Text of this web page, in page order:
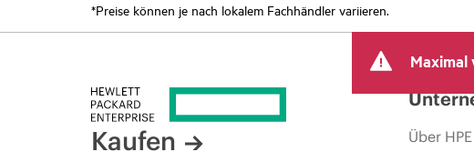
*Preise können je nach lokalem Fachhändler variieren.
Kaufen
Über HPE